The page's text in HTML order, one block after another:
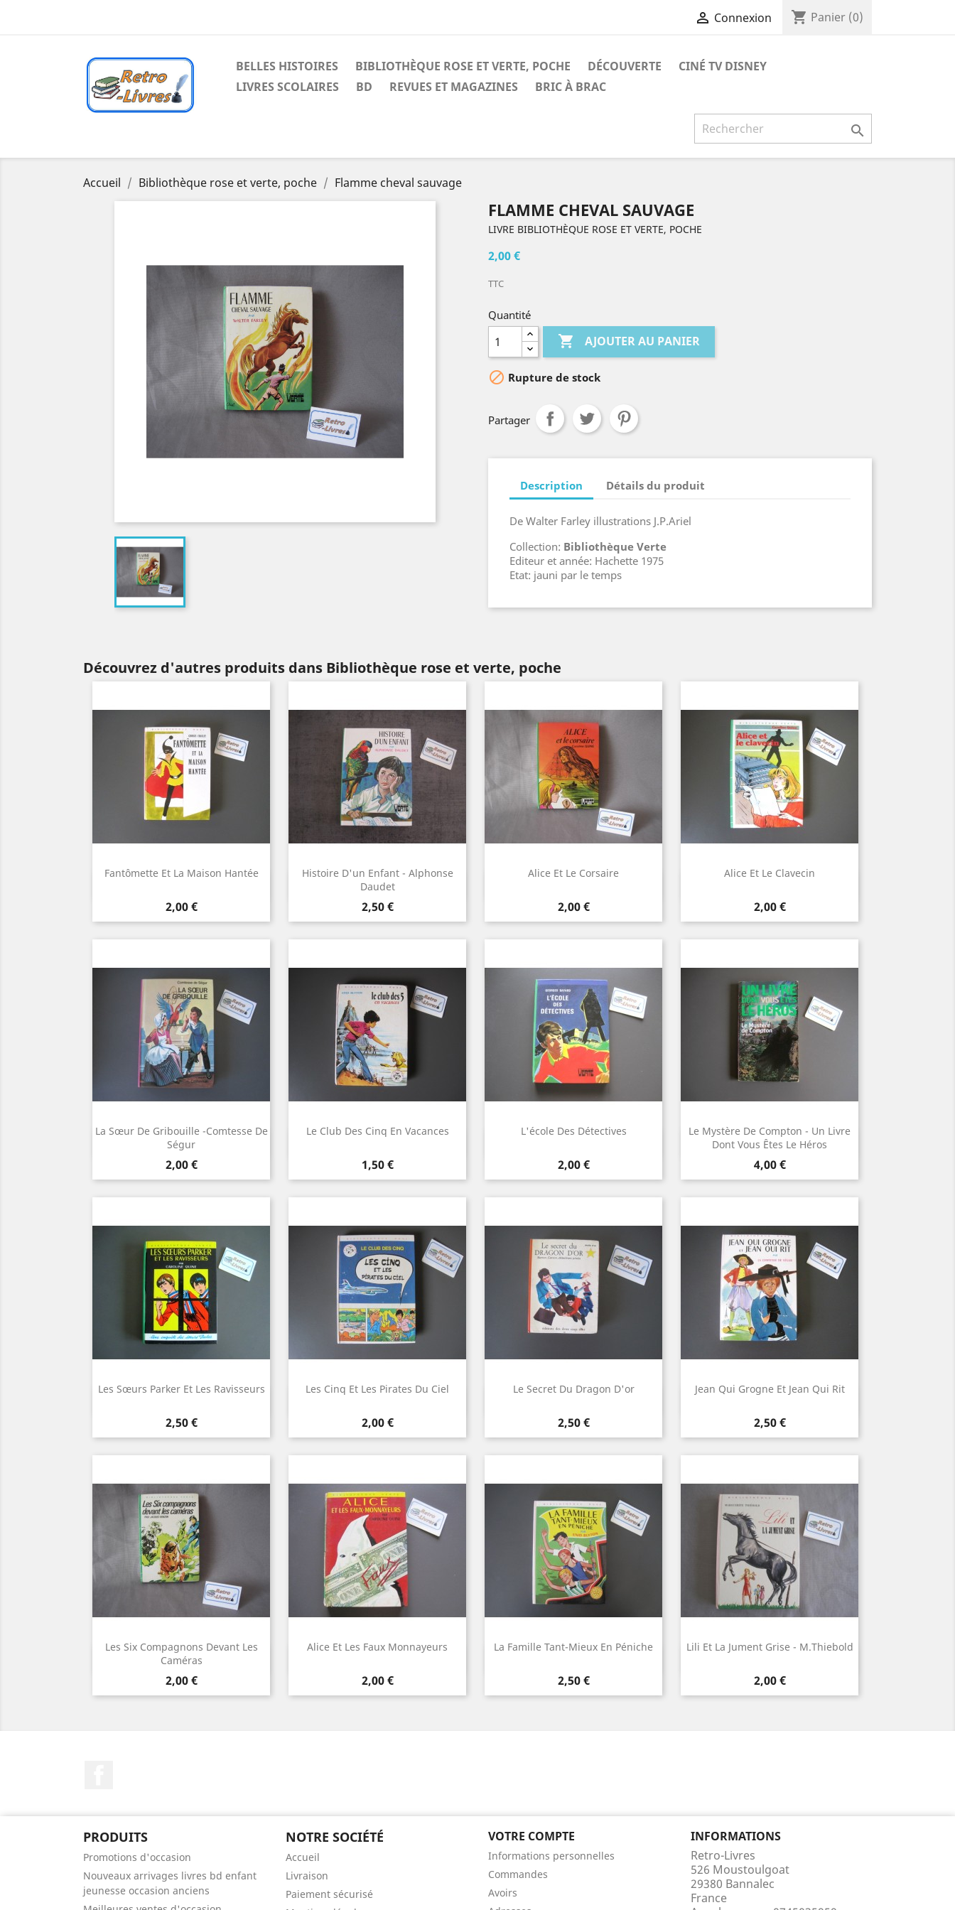
 Connexion shopping_cart Panier (0)
BELLES HISTOIRES BIBLIOTHÈQUE ROSE ET VERTE, POCHE DÉCOUVERTE
CINÉ TV DISNEY
LIVRES SCOLAIRES
BD REVUES ET MAGAZINES BRIC À BRAC

Accueil Bibliothèque rose et verte, poche Flamme cheval sauvage
FLAMME CHEVAL SAUVAGE
LIVRE BIBLIOTHÈQUE ROSE ET VERTE, POCHE
2,00 €
TTC
Quantité
 AJOUTER AU PANIER
 Rupture de stock
Partager
Description Détails du produit
De Walter Farley illustrations J.P.Ariel
Collection: Bibliothèque Verte
Editeur et année: Hachette 1975
Etat: jauni par le temps
Découvrez d'autres produits dans Bibliothèque rose et verte, poche
Fantômette Et La Maison Hantée
Prix
2,00 €
Histoire D'un Enfant - Alphonse
Daudet
Prix
2,50 €
Aperçu rapide
Alice Et Le Corsaire
Prix
2,00 €
Alice Et Le Clavecin
Prix
2,00 €
La Sœur De Gribouille -Comtesse De
Ségur
Prix
2,00 €
Aperçu rapide
Le Club Des Cinq En Vacances
Prix
1,50 €
L'école Des Détectives
Prix
2,00 €
Le Mystère De Compton - Un Livre
Dont Vous Êtes Le Héros
Prix
4,00 €
Aperçu rapide
Les Sœurs Parker Et Les Ravisseurs
Prix
2,50 €
Les Cinq Et Les Pirates Du Ciel
Prix
2,00 €
Le Secret Du Dragon D'or
Prix
2,50 €
Jean Qui Grogne Et Jean Qui Rit
Prix
2,50 €
Les Six Compagnons Devant Les
Caméras
Prix
2,00 €
Aperçu rapide
Alice Et Les Faux Monnayeurs
Prix
2,00 €
La Famille Tant-Mieux En Péniche
Prix
2,50 €
Lili Et La Jument Grise - M.Thiebold
Prix
2,00 €
PRODUITS
Promotions d'occasion
Nouveaux arrivages livres bd enfant
jeunesse occasion anciens
NOTRE SOCIÉTÉ
Accueil
Livraison
Paiement sécurisé
VOTRE COMPTE
Informations personnelles
Commandes
Avoirs
INFORMATIONS
Retro-Livres
526 Moustoulgoat
29380 Bannalec
France